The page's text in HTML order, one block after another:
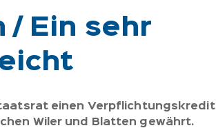
/ Ein sehr
einen Verpflichtungskredit
Wiler und Blatten gewährt.